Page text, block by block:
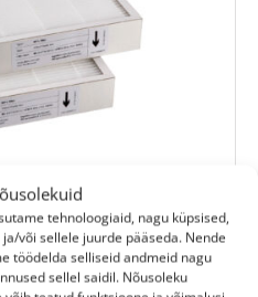
tehnoloogiaid, nagu küpsised,
või sellele juurde pääseda. Nende
töödelda selliseid andmeid nagu
sellel saidil. Nõusoleku
400 V C6
(analoog)
mm
mm